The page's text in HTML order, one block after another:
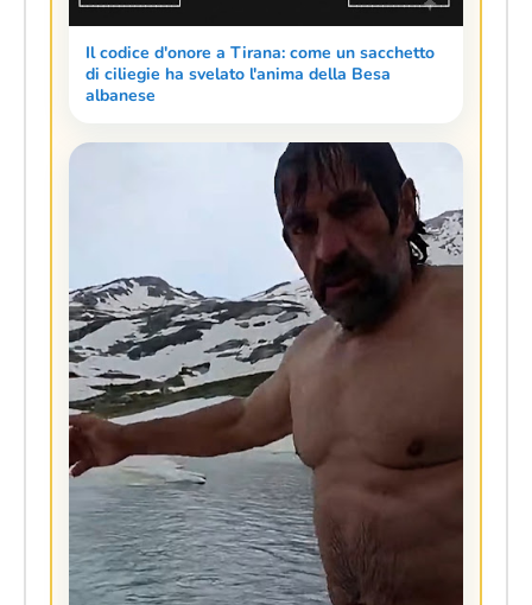
Il codice d'onore a Tirana: come un sacchetto
di ciliegie ha svelato l'anima della Besa
albanese